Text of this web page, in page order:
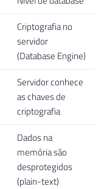
Criptografia no
servidor
(Database Engine)
Servidor conhece
as chaves de
criptografia
Dados na
memória são
desprotegidos
(plain-text)